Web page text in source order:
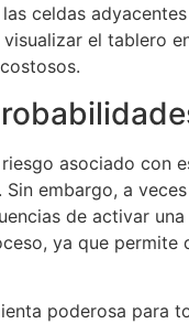
celdas
el tablero
asociado con
embargo, a
de activar
ya que
poderosa para